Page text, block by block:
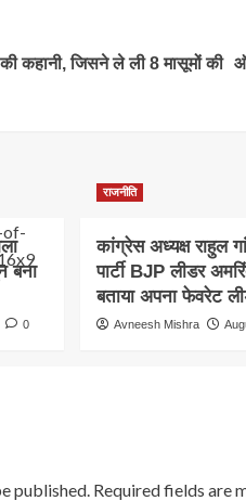
कहानी, जिसने ले ली 8 मासूमों की
बना
0
राजनीति
कांग्रेस अध्यक्ष राहुल
पार्टी BJP लीडर
बताया अपना फेवरेट
Avneesh Mishra
published. Required fields are